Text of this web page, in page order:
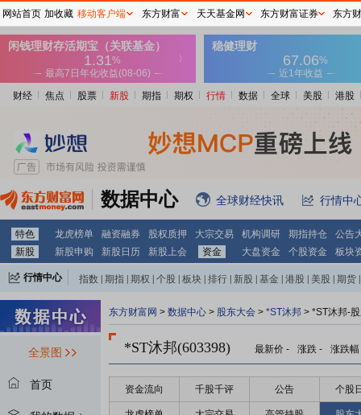
财经 焦点 股票 新股 期指 期权 行情 数据 全球 美股 港股
数据中心 全球财经快讯 行情中
特色 龙虎榜单 融资融券 股权质押 大宗交易 机构调研 期指持仓
公告
新股
新股申购 新股日历 新股上会 资金 大盘资金 个股资金 板块
行情中心 指数 期指 期权 个股 板块 排行 新股 基金 港股 美股 期货
全景图
首页
东方财富网 > 数据中心 > 股东大会 > *ST沐邦 > *ST沐邦-
*ST沐邦(603398) 最新价 - 涨跌 - 涨跌幅
资金流向 千股千评 公告 个股
网站首页 加收藏 移动客户端 东方财富 天天基金网 东方财富证券 东方